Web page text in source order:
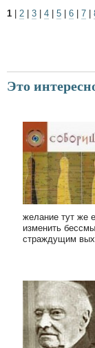
1
2 3 4 5 6 7
Это
желание тут же
изменить
страждущим